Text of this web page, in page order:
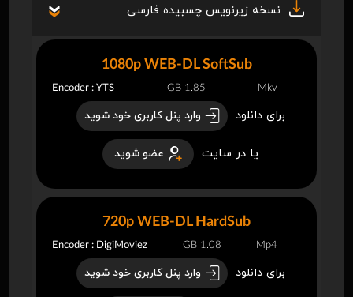
نسخه زیرنویس چسبیده فارسی
برای دانلود وارد پنل کاربری خود شوید
یا در سایت عضو شوید
1080p WEB-DL SoftSub
Encoder : YTS 1.85 GB Mkv
برای دانلود وارد پنل کاربری خود شوید
720p WEB-DL HardSub
Encoder : DigiMoviez 1.08 GB Mp4